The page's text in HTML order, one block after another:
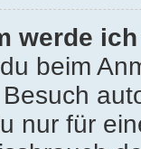
werde
beim
nur für